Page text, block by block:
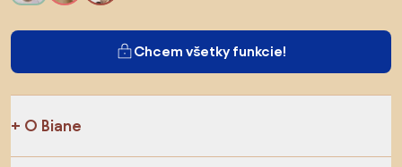
Chcem všetky funkcie!
O Biane